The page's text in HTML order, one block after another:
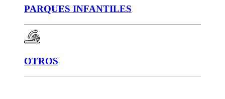
PARQUES INFANTILES
OTROS